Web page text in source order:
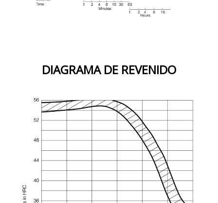
DIAGRAMA DE REVENIDO